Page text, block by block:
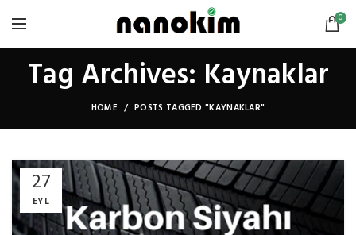
0
Tag Archives: Kaynaklar
HOME POSTS TAGGED "KAYNAKLAR"
27
EYL